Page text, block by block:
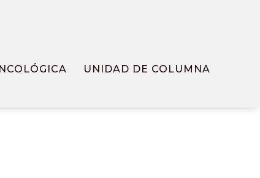
UNIDAD DE COLUMNA